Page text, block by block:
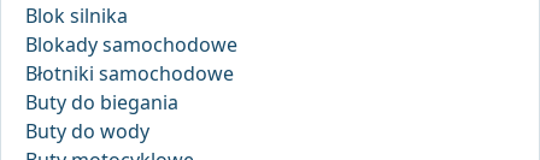
Blok silnika
Blokady samochodowe
Błotniki samochodowe
Buty do biegania
Buty do wody